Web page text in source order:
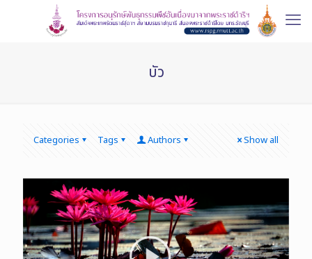
บัว
Categories Tags Authors Show all